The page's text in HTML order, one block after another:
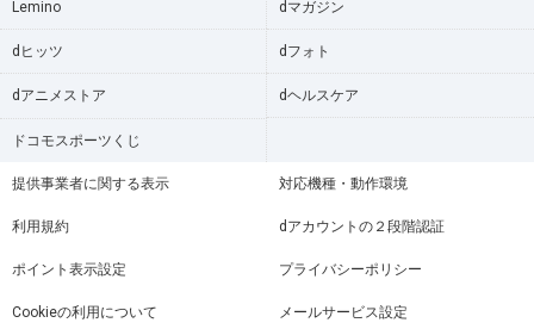
Lemino dマガジン
dヒッツ dフォト
dアニメストア dヘルスケア
ドコモスポーツくじ
提供事業者に関する表示 対応機種・動作環境
利用規約 dアカウントの２段階認証
ポイント表示設定 プライバシーポリシー
Cookieの利用について メールサービス設定